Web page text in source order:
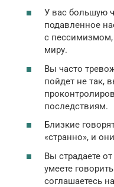
У вас большую
подавленное
с пессимизмом,
миру.
Вы часто
пойдет не так,
последствиям.
Близкие
«странно», и
Вы страдаете
умеете
соглашаетесь